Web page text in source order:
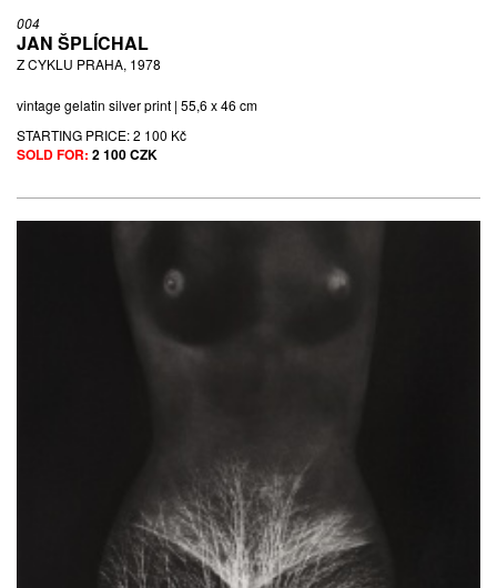
004
JAN ŠPLÍCHAL
Z CYKLU PRAHA, 1978
vintage gelatin silver print | 55,6 x 46 cm
STARTING PRICE:2 100 Kč
SOLD FOR: 2 100 CZK